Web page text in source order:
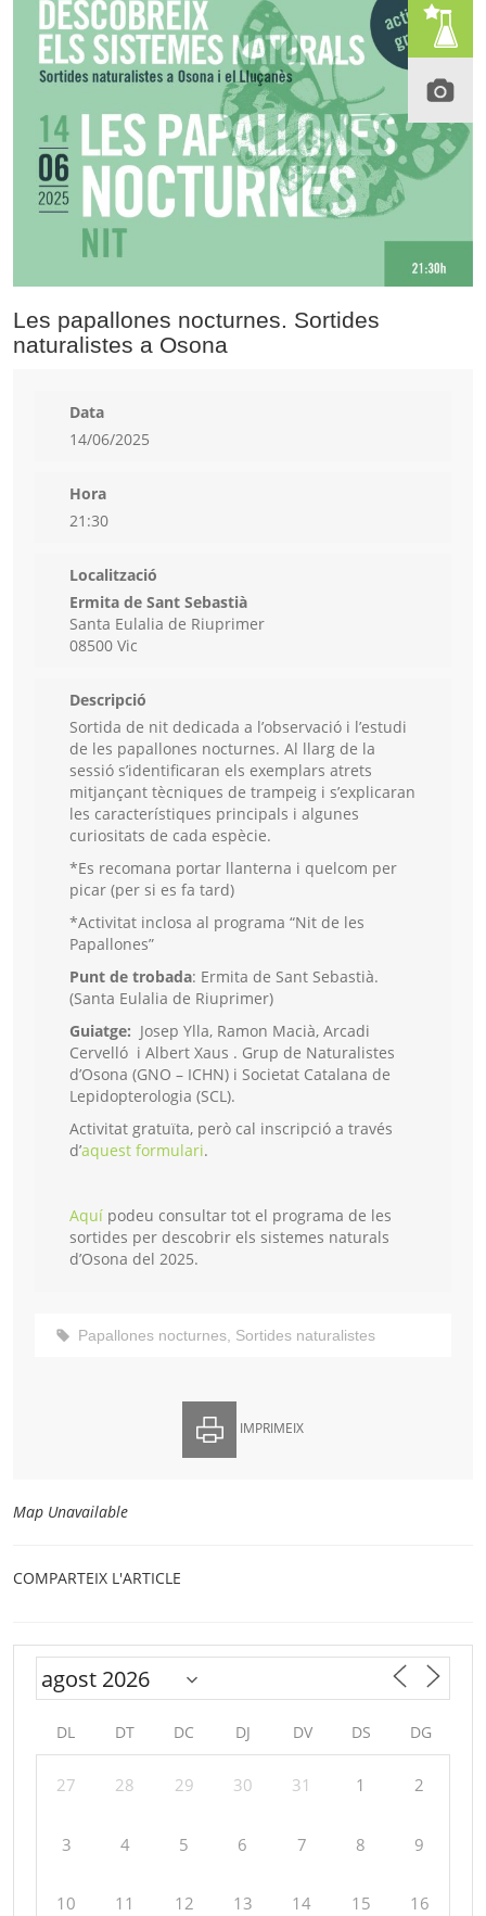
Les papallones nocturnes. Sortides
naturalistes a Osona
Data
14/06/2025
Hora
21:30
Localització
Ermita de Sant Sebastià
Santa Eulalia de Riuprimer
08500 Vic
Descripció
Sortida de nit dedicada a l’observació i l’estudi
de les papallones nocturnes. Al llarg de la
sessió s’identificaran els exemplars atrets
mitjançant tècniques de trampeig i s’explicaran
les característiques principals i algunes
curiositats de cada espècie.
*Es recomana portar llanterna i quelcom per
picar (per si es fa tard)
*Activitat inclosa al programa “Nit de les
Papallones”
Punt de trobada: Ermita de Sant Sebastià.
(Santa Eulalia de Riuprimer)
Guiatge: Josep Ylla, Ramon Macià, Arcadi
Cervelló i Albert Xaus . Grup de Naturalistes
d’Osona (GNO – ICHN) i Societat Catalana de
Lepidopterologia (SCL).
Activitat gratuïta, però cal inscripció a través
d’aquest formulari.
Aquí podeu consultar tot el programa de les
sortides per descobrir els sistemes naturals
d’Osona del 2025.
Papallones nocturnes, Sortides naturalistes
IMPRIMEIX
Map Unavailable
COMPARTEIX L'ARTICLE
DL DT DC DJ DV DS DG
27 28 29 30 31 1 2
3 4 5 6 7 8 9
10 11 12 13 14 15 16